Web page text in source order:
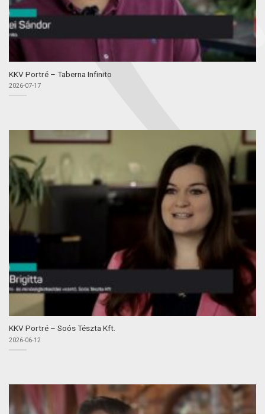
KKV Portré – Taberna Infinito
2026-07-17
KKV Portré – Soós Tészta Kft.
2026-06-12